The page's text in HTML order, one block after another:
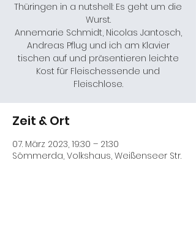
Thüringen in a nutshell: Es geht um die
Wurst.
Annemarie Schmidt, Nicolas Jantosch,
Andreas Pflug und ich am Klavier
tischen auf und präsentieren leichte
Kost für Fleischessende und
Fleischlose.
Zeit & Ort
07. März 2023, 19:30 – 21:30
Sömmerda, Volkshaus, Weißenseer Str.